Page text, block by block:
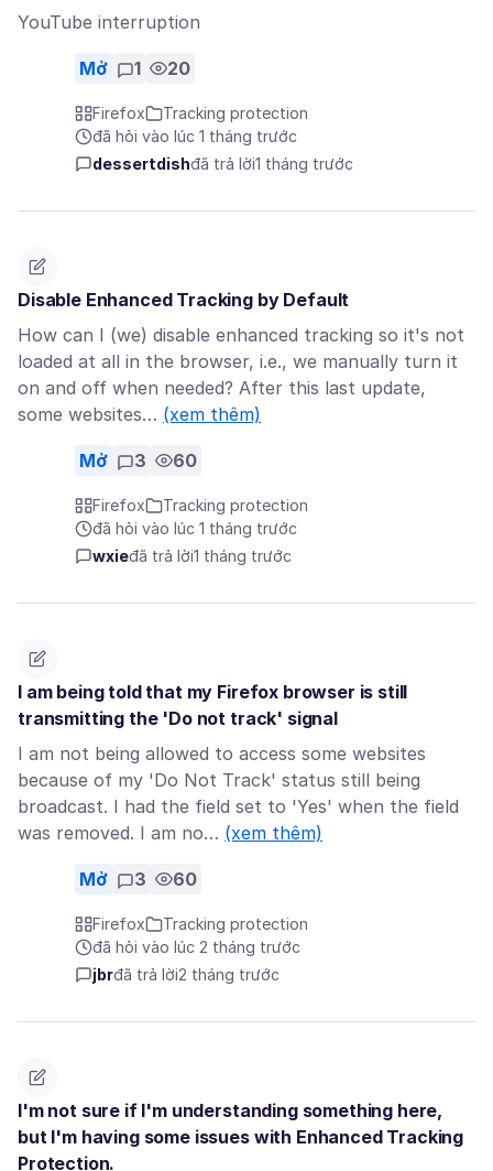
YouTube interruption
Mở 1 20
Firefox
Tracking protection
đã hỏi vào lúc 1 tháng trước
dessertdishđã trả lời1 tháng trước
Disable Enhanced Tracking by Default
How can I (we) disable enhanced tracking so it's not
loaded at all in the browser, i.e., we manually turn it
on and off when needed? After this last update,
some websites… (xem thêm)
Mở 3 60
Firefox
Tracking protection
đã hỏi vào lúc 1 tháng trước
wxieđã trả lời1 tháng trước
I am being told that my Firefox browser is still
transmitting the 'Do not track' signal
I am not being allowed to access some websites
because of my 'Do Not Track' status still being
broadcast. I had the field set to 'Yes' when the field
was removed. I am no… (xem thêm)
Mở 3 60
Firefox
Tracking protection
đã hỏi vào lúc 2 tháng trước
jbrđã trả lời2 tháng trước
I'm not sure if I'm understanding something here,
but I'm having some issues with Enhanced Tracking
Protection.